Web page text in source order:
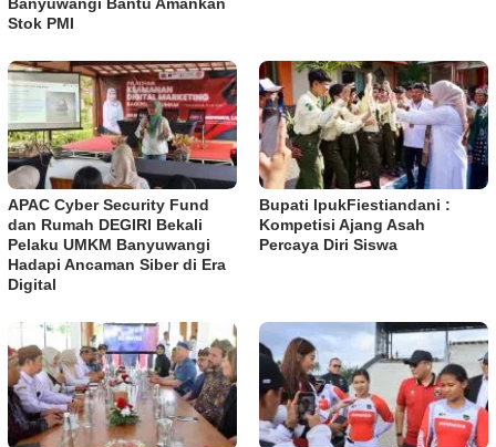
Stok PMI
APAC Cyber Security Fund
dan Rumah DEGIRI Bekali
Pelaku UMKM Banyuwangi
Hadapi Ancaman Siber di Era
Digital
Bupati IpukFiestiandani :
Kompetisi Ajang Asah
Percaya Diri Siswa